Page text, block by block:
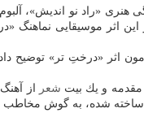
اثر موسیقایی نماهنگ
اثر «درختِ تر» توضیح
مقدمه و یك بیت شعر از
ساخته شده، به گوش